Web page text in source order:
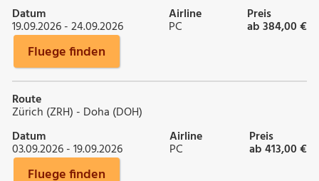
Datum
19.09.2026 - 24.09.2026
Airline
PC
Preis
ab 384,00 €
Fluege finden
Route
Zürich (ZRH) - Doha (DOH)
Datum
03.09.2026 - 19.09.2026
Airline
PC
Preis
ab 413,00 €
Fluege finden